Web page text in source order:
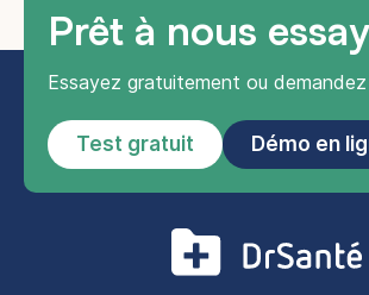
Prêt à nous
Essayez gratuitement ou
Test gratuit Démo en